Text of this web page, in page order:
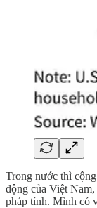
Trong nước thì
động của Việt
pháp tính. Mình có